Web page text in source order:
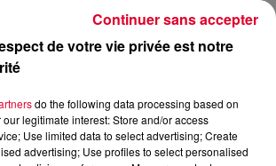
LE PLUS VENDU À L'ÉTRANGER EN
à 8h44 par
de votre vie privée est notre
do the following data processing based on
legitimate interest: Store and/or access
Use limited data to select advertising; Create
advertising; Use profiles to select personalised
Continuer sans accepter